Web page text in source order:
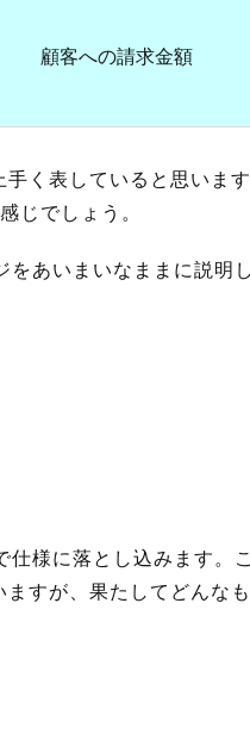
顧客への請求金額
く表していると思います
じでしょう。
あいまいなままに説明
様に落とし込みます。
すが、果たしてどんな